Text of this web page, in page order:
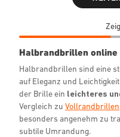
Halbrandbrillen online
Halbrandbrillen sind eine
auf Eleganz und
der Brille ein leichteres
Vergleich zu Vollrandbrillen
besonders angenehm zu
subtile Umrandung.